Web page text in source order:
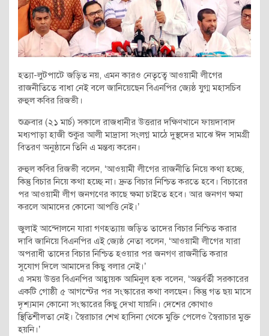
হত্যা-লুটপাটে জড়িত নয়, এমন কারও নেতৃত্বে আওয়ামী লীগের
রাজনীতিতে বাধা নেই বলে জানিয়েছেন বিএনপির জ্যেষ্ঠ যুগ্ম মহাসচিব
রুহুল কবির রিজভী।
শুক্রবার (২১ মার্চ) সকালে রাজধানীর উত্তরার দক্ষিণখানে ফায়দাবাদ
মধ্যপাড়া হাজী শুকুর আলী মাদ্রাসা সংলগ্ন মাঠে দুস্থদের মাঝে ঈদ সামগ্রী
বিতরণ অনুষ্ঠানে তিনি এ মন্তব্য করেন।
রুহুল কবির রিজভী বলেন, ‘আওয়ামী লীগের রাজনীতি নিয়ে কথা হচ্ছে,
কিন্তু বিচার নিয়ে কথা হচ্ছে না। দ্রুত বিচার নিশ্চিত করতে হবে। বিচারের
পর আওয়ামী লীগ জনগণের কাছে ক্ষমা চাইতে হবে। আর জনগণ ক্ষমা
করলে আমাদের কোনো আপত্তি নেই।’
জুলাই আন্দোলনে যারা গণহত্যায় জড়িত তাদের বিচার নিশ্চিত করার
দাবি জানিয়ে বিএনপির এই জ্যেষ্ঠ নেতা বলেন, ‘আওয়ামী লীগের যারা
অপরাধী তাদের বিচার নিশ্চিত হওয়ার পর জনগণ রাজনীতি করার
সুযোগ দিলে আমাদের কিছু বলার নেই।’
এ সময় উত্তর বিএনপির আহ্বায়ক আমিনুল হক বলেন, ‘অন্তর্বর্তী সরকারের
একটি গোষ্ঠী ৫ আগস্টের পর সংস্কারের কথা বলছেন। কিন্তু গত ছয় মাসে
দৃশ্যমান কোনো সংস্কারের কিছু দেখা যায়নি। দেশের কোথাও
স্থিতিশীলতা নেই। স্বৈরাচার শেখ হাসিনা থেকে মুক্তি পেলেও স্বৈরাচার মুক্ত
হয়নি।’